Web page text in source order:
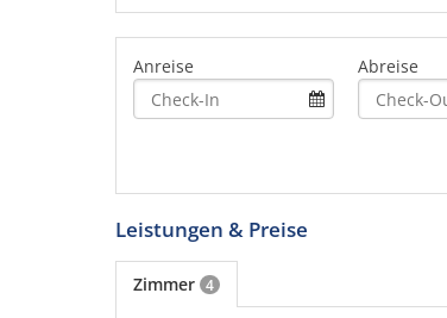
Anreise Abreise
Leistungen & Preise
Zimmer 4